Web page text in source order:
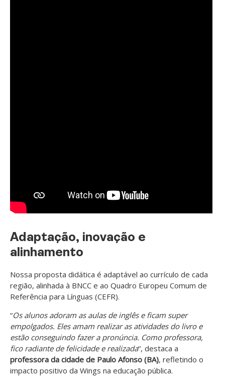
Adaptação, inovação e
alinhamento
Nossa proposta didática é adaptável ao currículo de cada
região, alinhada à BNCC e ao Quadro Europeu Comum de
Referência para Línguas (CEFR).
“Os alunos adoram as aulas de inglês e ficam super
empolgados. Eles amam realizar as atividades do livro e
estão conseguindo fazer a pronúncia. Como professora,
fico radiante de felicidade e realizada“, destaca a
professora da cidade de Paulo Afonso (BA), refletindo o
impacto positivo da Wings na educação pública.